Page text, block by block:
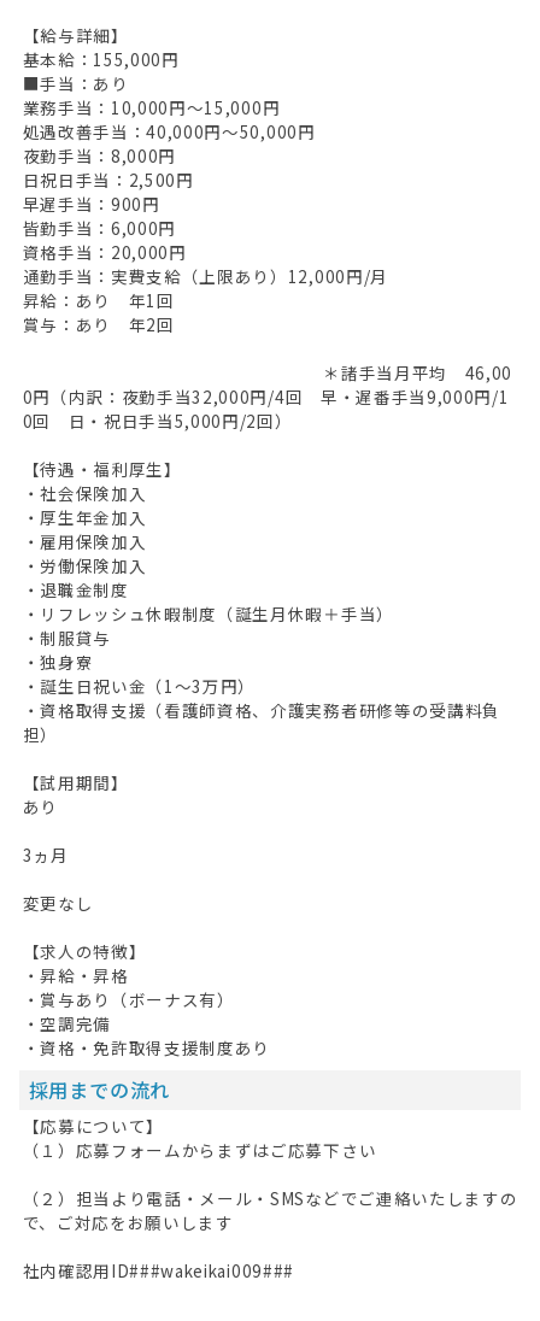
【給与詳細】
基本給：155,000円
■手当：あり
業務手当：10,000円～15,000円
処遇改善手当：40,000円～50,000円
夜勤手当：8,000円
日祝日手当：2,500円
早遅手当：900円
皆勤手当：6,000円
資格手当：20,000円
通勤手当：実費支給（上限あり）12,000円/月
昇給：あり 年1回
賞与：あり 年2回
＊諸手当月平均 46,00
0円（内訳：夜勤手当32,000円/4回 早・遅番手当9,000円/1
0回 日・祝日手当5,000円/2回）
【待遇・福利厚生】
・社会保険加入
・厚生年金加入
・雇用保険加入
・労働保険加入
・退職金制度
・リフレッシュ休暇制度（誕生月休暇＋手当）
・制服貸与
・独身寮
・誕生日祝い金（1～3万円）
・資格取得支援（看護師資格、介護実務者研修等の受講料負
担）
【試用期間】
あり
3ヵ月
変更なし
【求人の特徴】
・昇給・昇格
・賞与あり（ボーナス有）
・空調完備
・資格・免許取得支援制度あり
採用までの流れ
【応募について】
（１）応募フォームからまずはご応募下さい
（２）担当より電話・メール・SMSなどでご連絡いたしますの
で、ご対応をお願いします
社内確認用ID###wakeikai009###